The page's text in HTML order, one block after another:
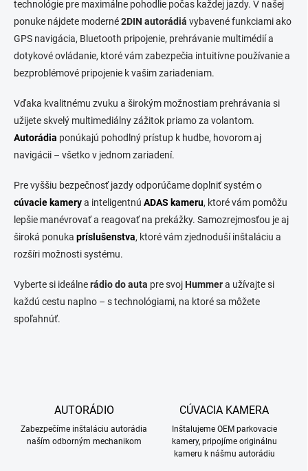
d
a
c
i
e
p
v
y
v
ý
i
s
u
technológie pre maximálne pohodlie počas každej jazdy. V našej
ponuke nájdete moderné2DIN autorádiá vybavené funkciami ako
GPS navigácia, Bluetooth pripojenie, prehrávanie multimédií a
dotykové ovládanie, ktoré vám zabezpečia intuitívne používanie a
bezproblémové pripojenie k vašim zariadeniam.
Vďaka kvalitnému zvuku a širokým možnostiam prehrávania si
užijete skvelý multimediálny zážitok priamo za volantom.
Autorádia ponúkajú pohodlný prístup k hudbe, hovorom aj
navigácii – všetko v jednom zariadení.
Pre vyššiu bezpečnosť jazdy odporúčame doplniť systém o
cúvacie kamerya inteligentnú ADAS kameru, ktoré vám pomôžu
lepšie manévrovať a reagovať na prekážky. Samozrejmosťou je aj
široká ponuka príslušenstva, ktoré vám zjednoduší inštaláciu a
rozšíri možnosti systému.
Vyberte si ideálnerádio do auta pre svojHummera užívajte si
každú cestu naplno – s technológiami, na ktoré sa môžete
spoľahnúť.
AUTORÁDIO
Zabezpečíme inštaláciu autorádia
naším odborným mechanikom
CÚVACIA KAMERA
Inštalujeme OEM parkovacie
kamery, pripojíme originálnu
kameru k nášmu autorádiu